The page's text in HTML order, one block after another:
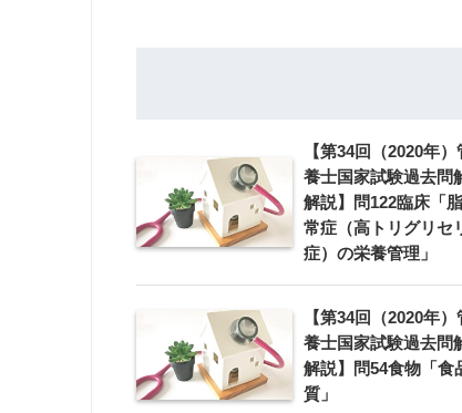
【第34回（2020年
養士国家試験過去問
解説】問122臨床「
常症（高トリグリセ
症）の栄養管理」
【第34回（2020年
養士国家試験過去問
解説】問54食物「食
質」